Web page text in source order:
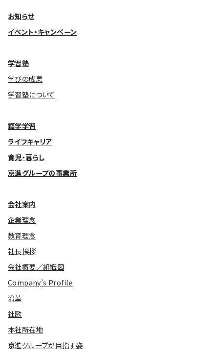
メッセージアーカイブス
お知らせ
イベント・キャンペーン
学習塾
学びの成果
学習塾について
語学学習
ライフキャリア
育児・暮らし
京進グループの事業所
会社案内
企業理念
教育理念
社長挨拶
会社概要／組織図
Company’s Profile
沿革
社歌
本社所在地
京進グループが目指す姿